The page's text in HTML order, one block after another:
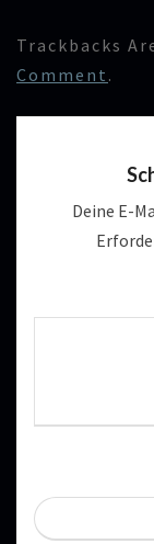
Trackbacks
Comment .
Deine E-